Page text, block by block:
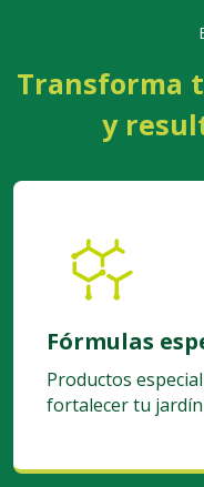
Transforma
y
Fórmulas
fortalecer tu jardín